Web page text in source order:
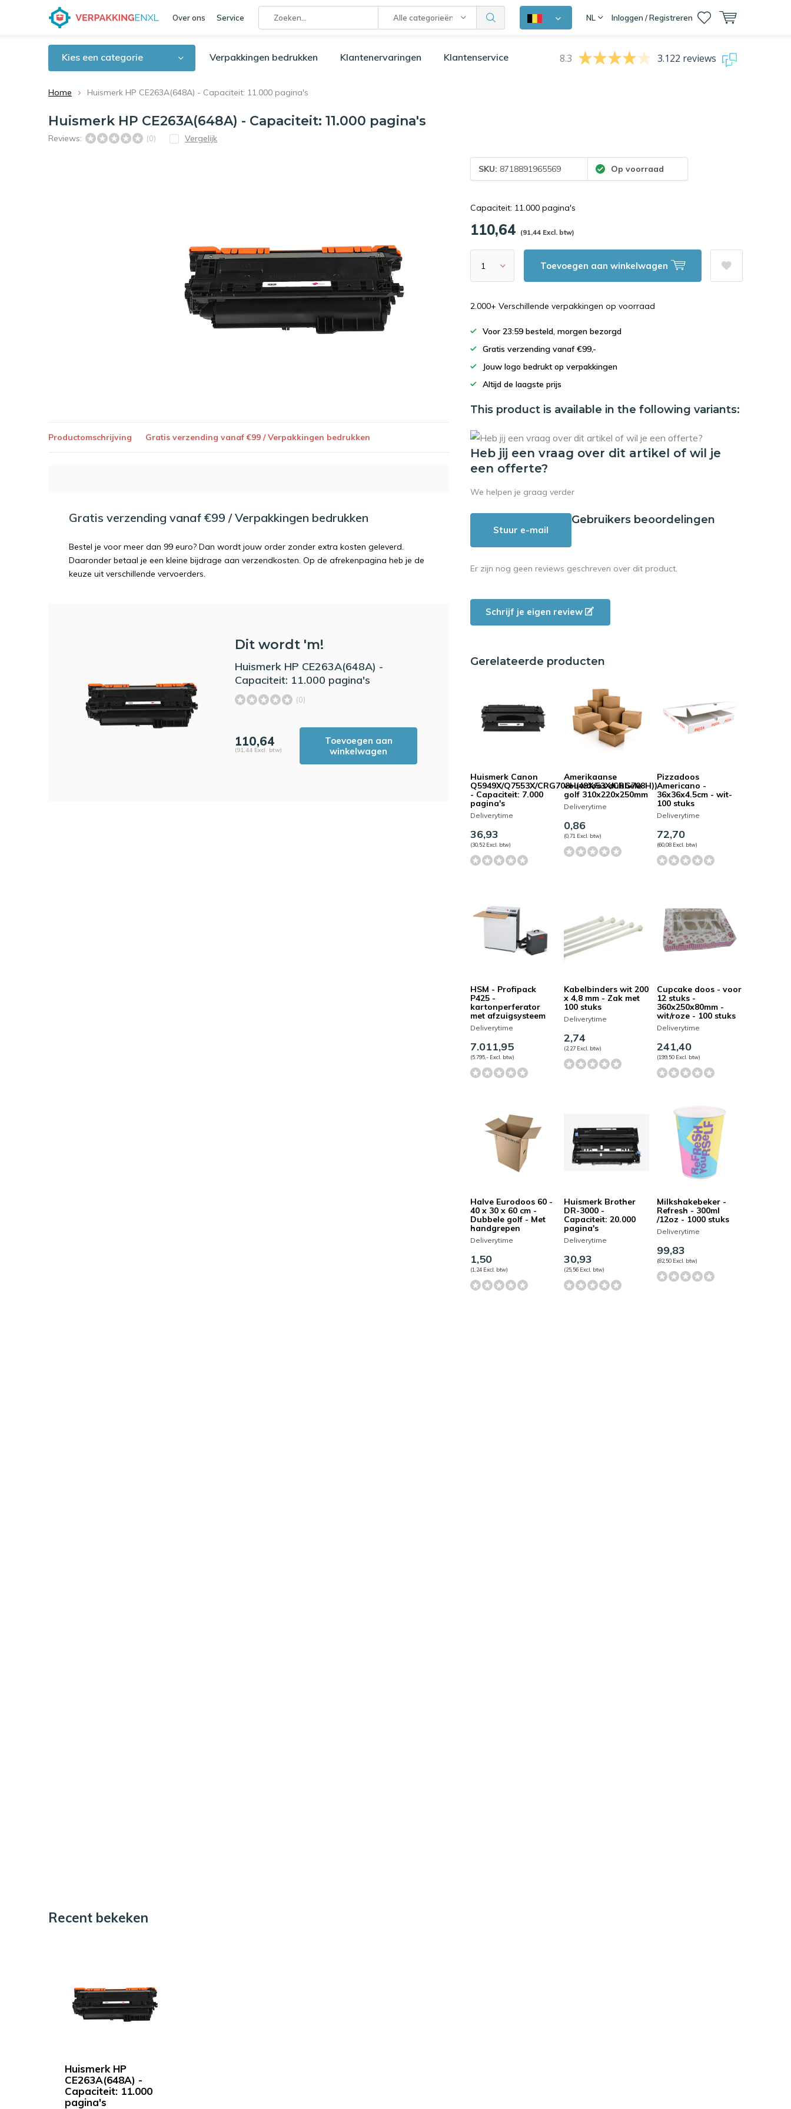
Over ons Service Alle categorieën NL Inloggen / Registreren
Kies een categorie Verpakkingen bedrukken Klantenervaringen Klantenservice 8.3 3.122 reviews
Home Huismerk HP CE263A(648A) - Capaciteit: 11.000 pagina's
Huismerk HP CE263A(648A) - Capaciteit: 11.000 pagina's
Reviews: (0) Vergelijk
SKU: 8718891965569 Op voorraad
Capaciteit: 11.000 pagina's
110,64 (91,44 Excl. btw)
Toevoegen aan winkelwagen
2.000+ Verschillende verpakkingen op voorraad
Voor 23:59 besteld, morgen bezorgd
Gratis verzending vanaf €99,-
Jouw logo bedrukt op verpakkingen
Altijd de laagste prijs
This product is available in the following variants:
Productomschrijving Gratis verzending vanaf €99 / Verpakkingen bedrukken
Gratis verzending vanaf €99 / Verpakkingen bedrukken
Bestel je voor meer dan 99 euro? Dan wordt jouw order zonder extra kosten geleverd.
Daaronder betaal je een kleine bijdrage aan verzendkosten. Op de afrekenpagina heb je de
keuze uit verschillende vervoerders.
Dit wordt 'm!
Huismerk HP CE263A(648A) -
Capaciteit: 11.000 pagina's
(0)
110,64
(91,44 Excl. btw)
Toevoegen aan
winkelwagen
Heb jij een vraag over dit artikel of wil je
een offerte?
We helpen je graag verder
Stuur e-mail
Gebruikers beoordelingen
Er zijn nog geen reviews geschreven over dit product.
Schrijf je eigen review
Gerelateerde producten
Huismerk Canon
Q5949X/Q7553X/CRG708H(49X/53X/CRG708H))
- Capaciteit: 7.000
pagina's
Deliverytime
36,93
(30,52 Excl. btw)
Amerikaanse
vouwdoos dubbele
golf 310x220x250mm
Deliverytime
0,86
(0,71 Excl. btw)
Pizzadoos
Americano -
36x36x4.5cm - wit-
100 stuks
Deliverytime
72,70
(60,08 Excl. btw)
HSM - Profipack
P425 -
kartonperferator
met afzuigsysteem
Deliverytime
7.011,95
(5.795,- Excl. btw)
Kabelbinders wit 200
x 4,8 mm - Zak met
100 stuks
Deliverytime
2,74
(2,27 Excl. btw)
Cupcake doos - voor
12 stuks -
360x250x80mm -
wit/roze - 100 stuks
Deliverytime
241,40
(199,50 Excl. btw)
Halve Eurodoos 60 -
40 x 30 x 60 cm -
Dubbele golf - Met
handgrepen
Deliverytime
1,50
(1,24 Excl. btw)
Huismerk Brother
DR-3000 -
Capaciteit: 20.000
pagina's
Deliverytime
30,93
(25,56 Excl. btw)
Milkshakebeker -
Refresh - 300ml
/12oz - 1000 stuks
Deliverytime
99,83
(82,50 Excl. btw)
Recent bekeken
Huismerk HP
CE263A(648A) -
Capaciteit: 11.000
pagina's